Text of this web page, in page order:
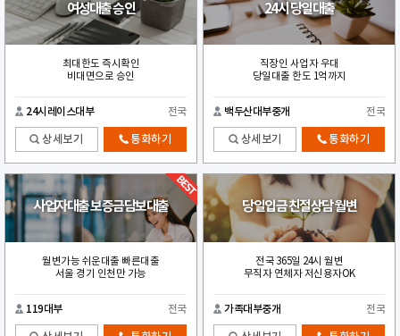
여성대출 승인
최대한도 즉시확인
비대면으로 승인
24시레이스대부 전국
상세보기 통화하기
24시 당일대출
직장인 사업자 우대
당일대출 한도 1억까지
백두산대부중개 전국
상세보기 통화하기
사업자대출 보증금담보대출
월변가능 쉬운대출 빠른대출
서울 경기 인천만 가능
119대부 전국
당일입금 친절상담 월변
전국 365일 24시 월변
무직자 연체자 저신용자OK
가족대부중개 전국